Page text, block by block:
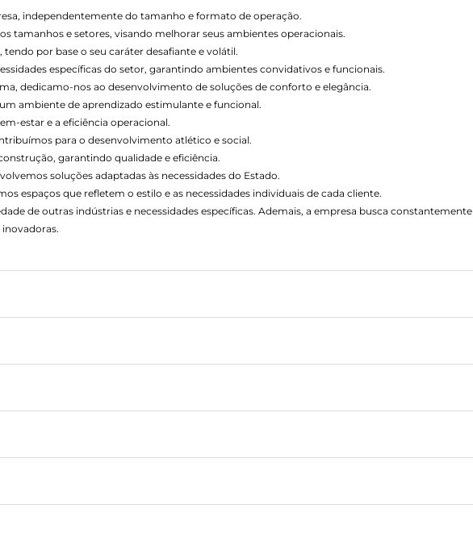
independentemente do tamanho e formato de operação.
tamanhos e setores, visando melhorar seus ambientes operacionais.
por base o seu caráter desafiante e volátil.
específicas do setor, garantindo ambientes convidativos e funcionais.
dedicamo-nos ao desenvolvimento de soluções de conforto e elegância.
ambiente de aprendizado estimulante e funcional.
estar e a eficiência operacional.
para o desenvolvimento atlético e social.
garantindo qualidade e eficiência.
soluções adaptadas às necessidades do Estado.
espaços que refletem o estilo e as necessidades individuais de cada cliente.
de outras indústrias e necessidades específicas. Ademais, a empresa busca constantemente